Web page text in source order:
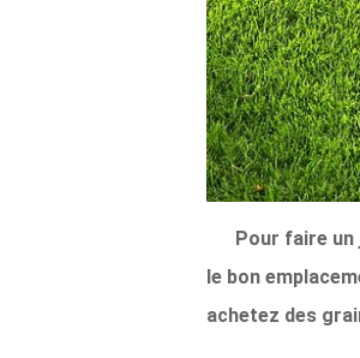
Pour faire un
le bon
achetez des